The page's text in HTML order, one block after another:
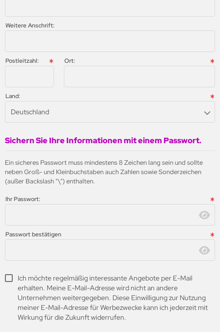
Weitere Anschrift:
Postleitzahl: Ort:
Land:
Deutschland
Sichern Sie Ihre Informationen mit einem Passwort.
Ein sicheres Passwort muss mindestens 8 Zeichen lang sein und sollte
neben Groß- und Kleinbuchstaben auch Zahlen sowie Sonderzeichen
(außer Backslash "\") enthalten.
Ihr Passwort:
Passwort bestätigen
Ich möchte regelmäßig interessante Angebote per E-Mail
erhalten. Meine E-Mail-Adresse wird nicht an andere
Unternehmen weitergegeben. Diese Einwilligung zur Nutzung
meiner E-Mail-Adresse für Werbezwecke kann ich jederzeit mit
Wirkung für die Zukunft widerrufen.